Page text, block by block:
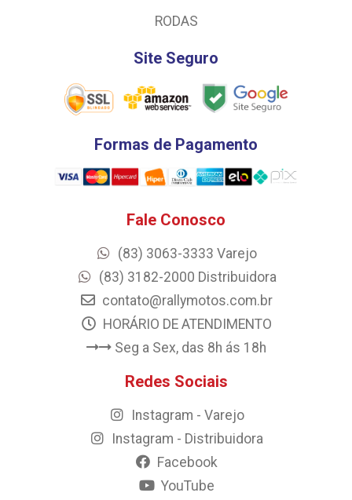
RODAS
Site Seguro
Formas de Pagamento
Fale Conosco
(83) 3063-3333 Varejo
(83) 3182-2000 Distribuidora
contato@rallymotos.com.br
HORÁRIO DE ATENDIMENTO
Seg a Sex, das 8h ás 18h
Redes Sociais
Instagram - Varejo
Instagram - Distribuidora
Facebook
YouTube